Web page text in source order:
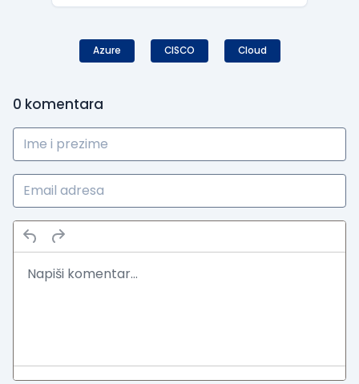
Azure CISCO Cloud
0 komentara